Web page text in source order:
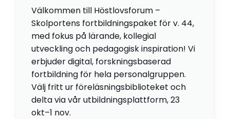
Välkommen till Höstlovsforum –
Skolportens fortbildningspaket för v. 44,
med fokus på lärande, kollegial
utveckling och pedagogisk inspiration! Vi
erbjuder digital, forskningsbaserad
fortbildning för hela personalgruppen.
Välj fritt ur föreläsningsbiblioteket och
delta via vår utbildningsplattform, 23
okt–1 nov.